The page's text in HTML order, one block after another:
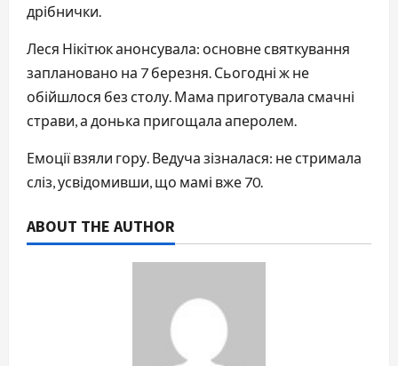
дрібнички.
Леся Нікітюк анонсувала: основне святкування
заплановано на 7 березня. Сьогодні ж не
обійшлося без столу. Мама приготувала смачні
страви, а донька пригощала аперолем.
Емоції взяли гору. Ведуча зізналася: не стримала
сліз, усвідомивши, що мамі вже 70.
ABOUT THE AUTHOR